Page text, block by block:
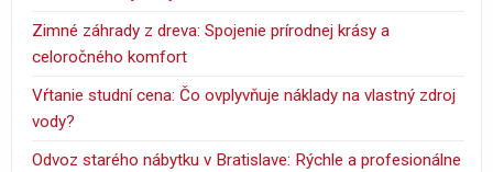
Zimné záhrady z dreva: Spojenie prírodnej krásy a
celoročného komfort
Vŕtanie studní cena: Čo ovplyvňuje náklady na vlastný zdroj
vody?
Odvoz starého nábytku v Bratislave: Rýchle a profesionálne